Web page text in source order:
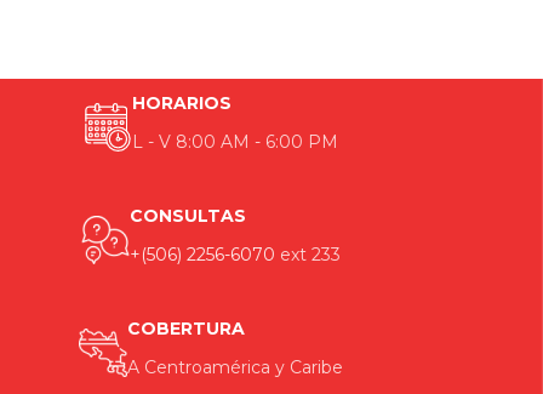
HORARIOS
L - V 8:00 AM - 6:00 PM
CONSULTAS
+(506) 2256-6070 ext 233
COBERTURA
A Centroamérica y Caribe